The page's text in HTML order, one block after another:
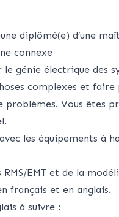
diplômé(e) d’une
connexe
le génie électrique des
complexes et
problèmes. Vous êtes
les équipements à
RMS/EMT et de la
français et en anglais.
à suivre :